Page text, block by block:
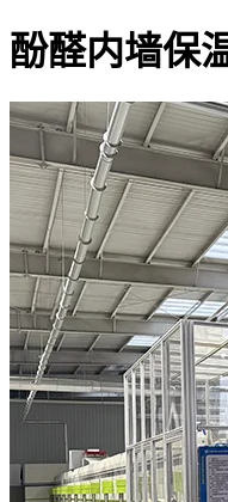
酚醛内墙保